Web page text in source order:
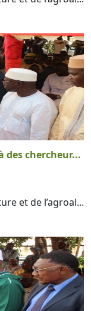
des chercheur...
et de l’agroal...